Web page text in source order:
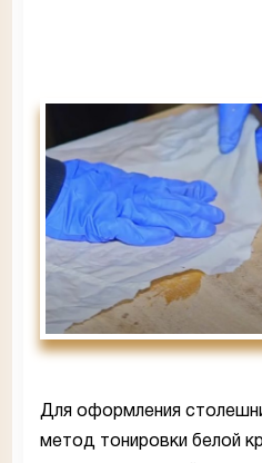
Для оформления
метод тонировки белой